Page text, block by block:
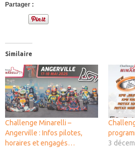
Partager :
Similaire
Challenge Minarelli –
Angerville : Infos pilotes,
horaires et engagés…
3